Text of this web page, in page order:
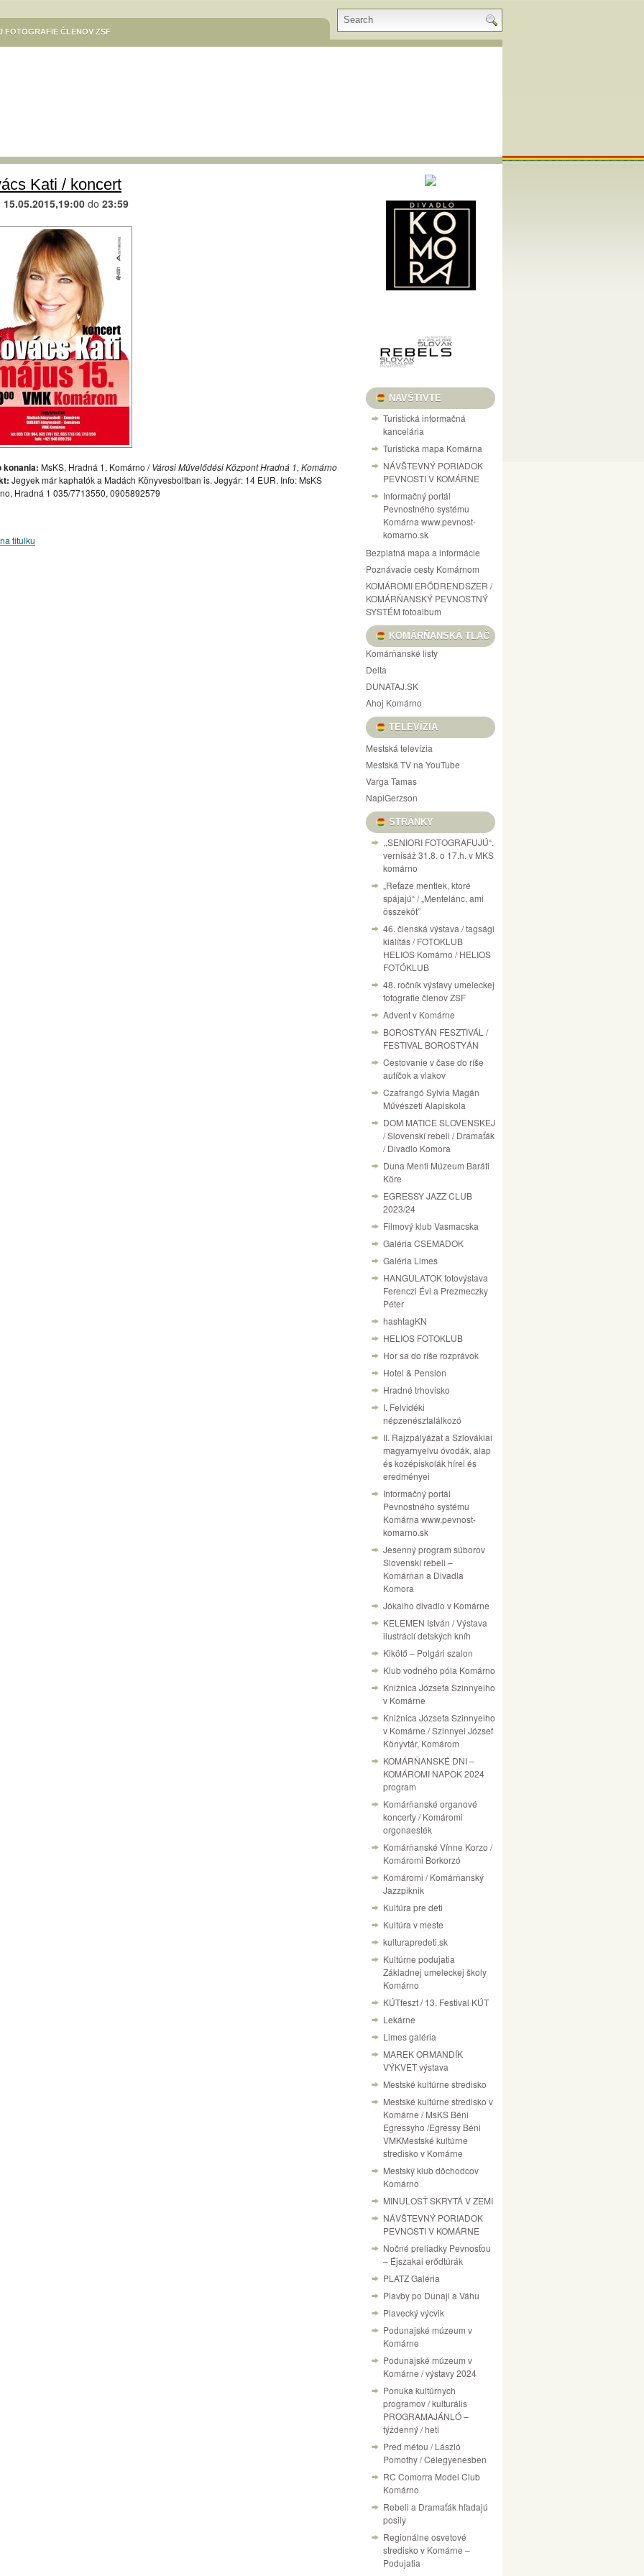
FOTOGRAFIE ČLENOV ZSF
/ SZINNYEI JÓZSEF KÖNYVTÁR, KOMÁROM
/ MSKS BÉNI EGRESSYHO /EGRESSY BÉNI VMKMESTSKÉ KULTÚRNE
KÚT
KOMÁRŇANSKÉ VÍNNE KORZO / KOMÁROMI BORKORZÓ
KOMÁRNO REGIONÁLNE OSVETOVÉ STREDISKO V KOMÁRNE – PODUJATIA
/ FOTOKLUB HELIOS KOMÁRNO / HELIOS FOTÓKLUB
RÉV – A MAGYAR KULTÚRA HÁZA / RÉV KLUB
2024 KELEMEN ISTVÁN / VÝSTAVA ILUSTRÁCIÍ DETSKÝCH KNÍH
KOMÁROMI / KOMÁRŇANSKÝ JAZZPIKNIK
/ MOSOLYGÓ MÁKVIRÁGOK, ILLATOS TULIPÁNOK
AMI ÖSSZEKÖT”
/ FESTIVAL BOROSTYÁN
I. FELVIDÉKI NÉPZENÉSZTALÁLKOZÓ
PROGRAM REBELI A DRAMAŤÁK HĽADAJÚ POSILY
SYLVIA MAGÁN MŰVÉSZETI ALAPISKOLA
ÉS RÓZSÁK“
ERŐDTÚRÁK
V KOMÁRNE
ÓVODÁK, ALAP ÉS KOZÉPISKOLÁK HÍREI ÉS EREDMÉNYEI
– „A KOMÁROMI HAJÓGYÁRTÁS 125 ÉVE”
PROGRAMAJÁNLÓ – TÝŽDENNÝ / HETI
/ DRAMAŤÁK / DIVADLO KOMORA
KOMÁRNA WWW.PEVNOST-KOMARNO.SK
A PREZMECZKY PÉTER
Kati / koncert
15.05.2015,19:00 do 23:59
konania: MsKS, Hradná 1, Komárno /Városi Művelődési Központ Hradná 1, Komárno
Jegyek már kaphatók a Madách Könyvesboltban is. Jegyár: 14 EUR. Info: MsKS
Hradná 1 035/7713550, 0905892579
titulku
NAVŠTÍVTE
Turistická informačná
kancelária
Turistická mapa Komárna
NÁVŠTEVNÝ PORIADOK
PEVNOSTI V KOMÁRNE
Informačný portál
Pevnostného systému
Komárna www.pevnost-
komarno.sk
Bezplatná mapa a informácie
Poznávacie cesty Komárnom
KOMÁROMI ERŐDRENDSZER /
KOMÁRŇANSKÝ PEVNOSTNÝ
SYSTÉM fotoalbum
KOMÁRŇANSKÁ TLAČ
Komárňanské listy
Delta
DUNATAJ.SK
Ahoj Komárno
TELEVÍZIA
Mestská televízia
Mestská TV na YouTube
Varga Tamas
NapiGerzson
STRÁNKY
,,SENIORI FOTOGRAFUJÚ“.
vernisáž 31.8. o 17.h. v MKS
komárno
„Reťaze mentiek, ktoré
spájajú“ / „Mentelánc, ami
összeköt”
46. členská výstava / tagsági
kiálítás / FOTOKLUB
HELIOS Komárno / HELIOS
FOTÓKLUB
48. ročník výstavy umeleckej
fotografie členov ZSF
Advent v Komárne
BOROSTYÁN FESZTIVÁL /
FESTIVAL BOROSTYÁN
Cestovanie v čase do ríše
autíčok a vlakov
Czafrangó Sylvia Magán
Művészeti Alapiskola
DOM MATICE SLOVENSKEJ
/ Slovenskí rebeli / Dramaťák
/ Divadlo Komora
Duna Menti Múzeum Baráti
Köre
EGRESSY JAZZ CLUB
2023/24
Filmový klub Vasmacska
Galéria CSEMADOK
Galéria Limes
HANGULATOK fotovýstava
Ferenczi Évi a Prezmeczky
Péter
hashtagKN
HELIOS FOTOKLUB
Hor sa do ríše rozprávok
Hotel & Pension
Hradné trhovisko
I. Felvidéki
népzenésztalálkozó
II. Rajzpályázat a Szlovákiai
magyarnyelvu óvodák, alap
és kozépiskolák hírei és
eredményei
Informačný portál
Pevnostného systému
Komárna www.pevnost-
komarno.sk
Jesenný program súborov
Slovenskí rebeli –
Komárňan a Divadla
Komora
Jókaiho divadlo v Komárne
KELEMEN István / Výstava
ilustrácií detských kníh
Kikötő – Polgári szalon
Klub vodného póla Komárno
Knižnica Józsefa Szinnyeiho
v Komárne
Knižnica Józsefa Szinnyeiho
v Komárne / Szinnyei József
Könyvtár, Komárom
KOMÁRŇANSKÉ DNI –
KOMÁROMI NAPOK 2024
program
Komárňanské organové
koncerty / Komáromi
orgonaesték
Komárňanské Vínne Korzo /
Komáromi Borkorzó
Komáromi / Komárňanský
Jazzpiknik
Kultúra pre deti
Kultúra v meste
kulturapredeti.sk
Kultúrne podujatia
Základnej umeleckej školy
Komárno
KÚTfeszt / 13. Festival KÚT
Lekárne
Limes galéria
MAREK ORMANDÍK
VÝKVET výstava
Mestské kultúrne stredisko
Mestské kultúrne stredisko v
Komárne / MsKS Béni
Egressyho /Egressy Béni
VMKMestské kultúrne
stredisko v Komárne
Mestský klub dôchodcov
Komárno
MINULOSŤ SKRYTÁ V ZEMI
NÁVŠTEVNÝ PORIADOK
PEVNOSTI V KOMÁRNE
Nočné preliadky Pevnosťou
– Éjszakai erődtúrák
PLATZ Galéria
Plavby po Dunaji a Váhu
Plavecký výcvik
Podunajské múzeum v
Komárne
Podunajské múzeum v
Komárne / výstavy 2024
Ponuka kultúrnych
programov / kulturális
PROGRAMAJÁNLÓ –
týždenný / heti
Pred métou / László
Pomothy / Célegyenesben
RC Comorra Model Club
Komárno
Rebeli a Dramaťák hľadajú
posily
Regionálne osvetové
stredisko v Komárne –
Podujatia